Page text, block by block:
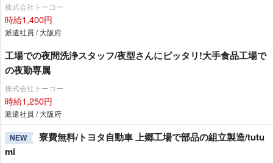
株式会社トーコー
時給1,400円
派遣社員 / 大阪府
工場での夜間洗浄スタッフ/夜型さんにピッタリ!大手食品工場で
の夜勤専属
株式会社トーコー
時給1,250円
派遣社員 / 大阪府
NEW
寮費無料/トヨタ自動車 上郷工場で部品の組立製造/tutu
mi